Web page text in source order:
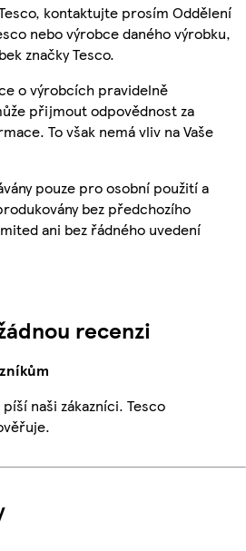
kontaktujte prosím Oddělení
nebo výrobce daného výrobku,
značky Tesco.
o výrobcích pravidelně
přijmout odpovědnost za
To však nemá vliv na Vaše
pouze pro osobní použití a
bez předchozího
ani bez řádného uvedení
recenzi
naši zákazníci. Tesco